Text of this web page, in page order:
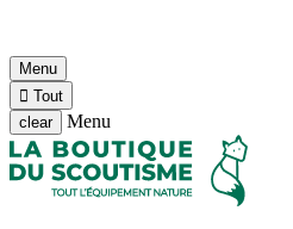
Menu
 Tout
clear
Menu